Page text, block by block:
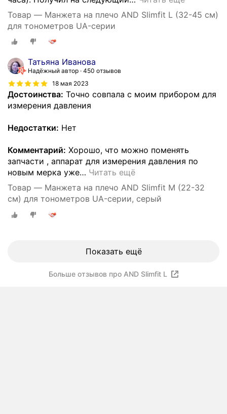
Товар — Манжета на плечо AND Slimfit L (32-45 см)
для тонометров UA-серии
Татьяна Иванова
Надёжный автор 450 отзывов
18 мая 2023
Достоинства: Точно совпала с моим прибором для
измерения давления
Недостатки: Нет
Комментарий: Хорошо, что можно поменять
запчасти , аппарат для измерения давления по
новым мерка уже… Читать ещё
Товар — Манжета на плечо AND Slimfit M (22-32
см) для тонометров UA-серии, серый
Показать ещё
Больше отзывов про AND Slimfit L